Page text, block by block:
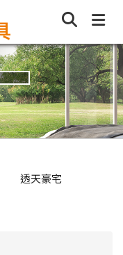
透天豪宅